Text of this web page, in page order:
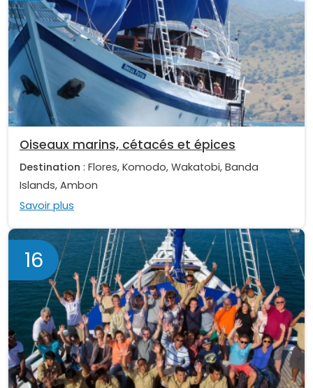
Oiseaux marins, cétacés et épices
Destination : Flores, Komodo, Wakatobi, Banda
Islands, Ambon
Savoir plus
16